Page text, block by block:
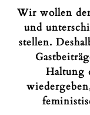
Wir wollen
und
stellen.
Haltung